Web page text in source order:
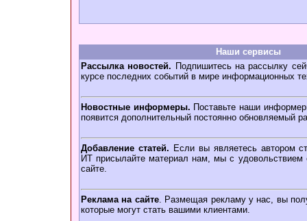
Наши сервисы
Рассылка новостей. Подпишитесь на рассылку
курсе последних событий в мире информационных
Новостные информеры. Поставьте наши
появится дополнительный постоянно обновляемый
Добавление статей. Если вы являетесь автором
ИТ присылайте материал нам, мы с удовольствием
сайте.
Реклама на сайте. Размещая рекламу у нас, вы
которые могут стать вашими клиентами.